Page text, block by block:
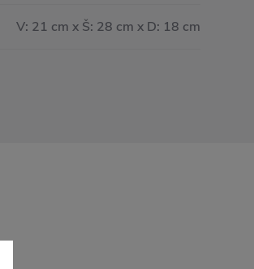
V: 21 cm x Š: 28 cm x D: 18 cm